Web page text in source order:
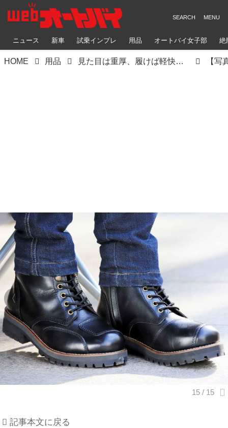
ニュース 新車 試乗インプレ 用品 オートバイ女子部 絶
HOME 用品 見た目は重厚、履けば軽快！ デイトナ「ダービーライドブーツ」は革製品ならではの魅力と機能性を備えたお洒落なライディングブーツ 【写
記事本文に戻る